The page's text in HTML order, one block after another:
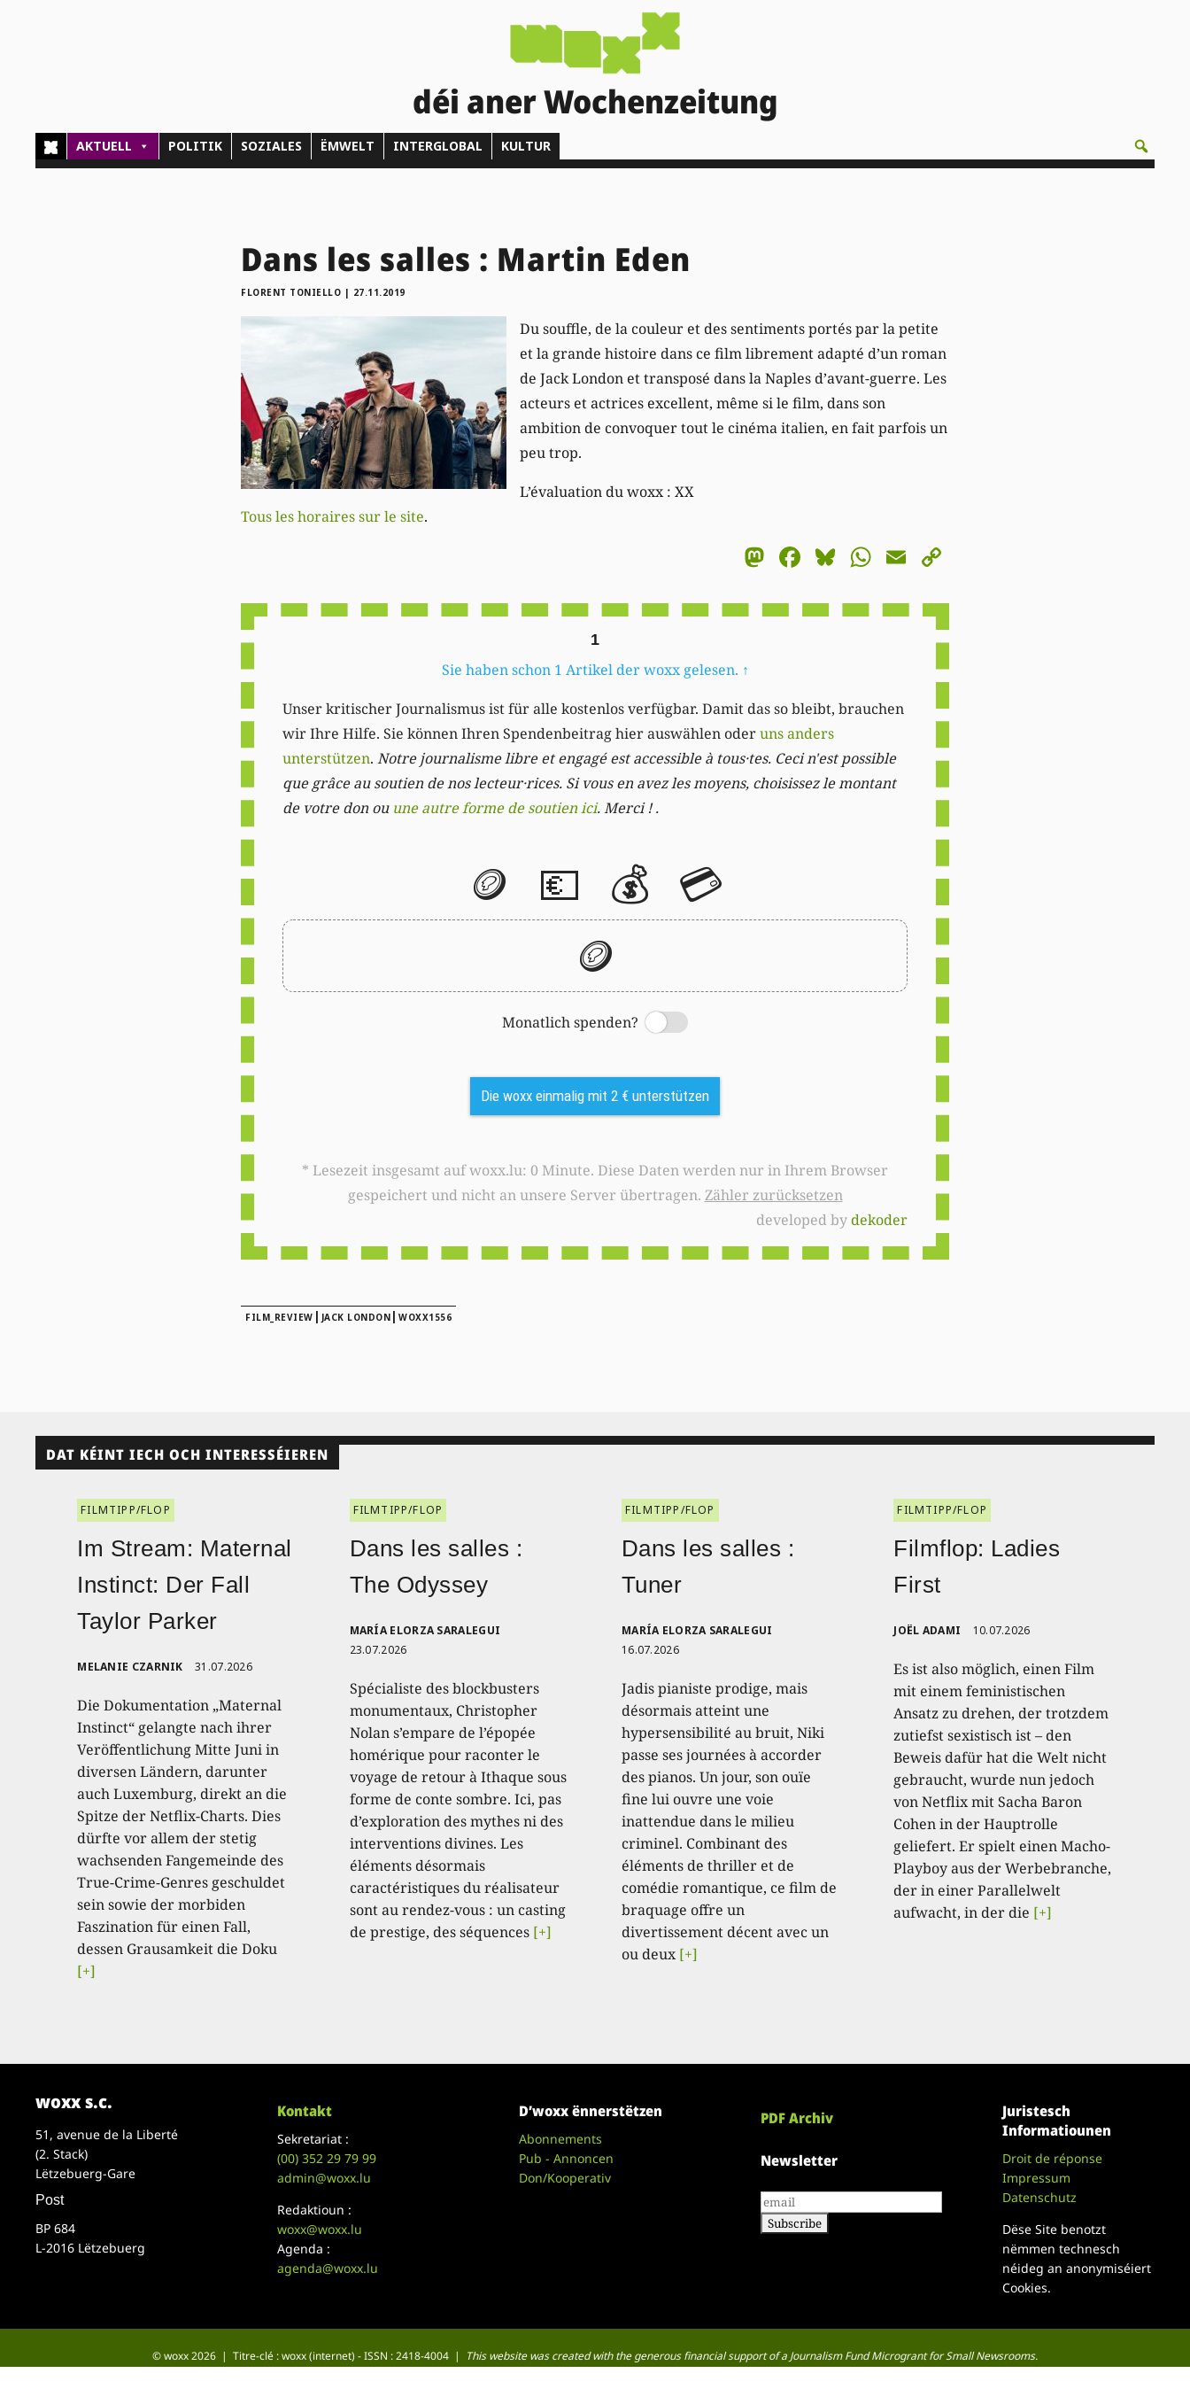
déi aner Wochenzeitung
AKTUELL POLITIK SOZIALES ËMWELT INTERGLOBAL KULTUR
Dans les salles : Martin Eden
FLORENT TONIELLO | 27.11.2019
Du souffle, de la couleur et des sentiments portés par la petite
et la grande histoire dans ce film librement adapté d’un roman
de Jack London et transposé dans la Naples d’avant-guerre. Les
acteurs et actrices excellent, même si le film, dans son
ambition de convoquer tout le cinéma italien, en fait parfois un
peu trop.
L’évaluation du woxx : XX
Tous les horaires sur le site.
Mastodon
Facebook
Bluesky
WhatsApp
Email
1
Sie haben schon 1 Artikel der woxx gelesen. ↑
Unser kritischer Journalismus ist für alle kostenlos verfügbar. Damit das so bleibt, brauchen
wir Ihre Hilfe. Sie können Ihren Spendenbeitrag hier auswählen oderuns anders
unterstützen. Notre journalisme libre et engagé est accessible à tous·tes. Ceci n'est possible
que grâce au soutien de nos lecteur·rices. Si vous en avez les moyens, choisissez le montant
de votre don ou une autre forme de soutien ici. Merci ! .
🪙 💶 💰 💳
🪙
Monatlich spenden?
Switch
Die woxx einmalig mit 2 € unterstützen
* Lesezeit insgesamt auf woxx.lu: 0 Minute. Diese Daten werden nur in Ihrem Browser
gespeichert und nicht an unsere Server übertragen. Zähler zurücksetzen
developed bydekoder
FILM_REVIEW | JACK LONDON | WOXX1556
DAT KÉINT IECH OCH INTERESSÉIEREN
FILMTIPP/FLOP
Im Stream: Maternal
Instinct: Der Fall
Taylor Parker
MELANIE CZARNIK 31.07.2026
Die Dokumentation „Maternal
Instinct“ gelangte nach ihrer
Veröffentlichung Mitte Juni in
diversen Ländern, darunter
auch Luxemburg, direkt an die
Spitze der Netflix-Charts. Dies
dürfte vor allem der stetig
wachsenden Fangemeinde des
True-Crime-Genres geschuldet
sein sowie der morbiden
Faszination für einen Fall,
dessen Grausamkeit die Doku
[+]
FILMTIPP/FLOP
Dans les salles :
The Odyssey
MARÍA ELORZA SARALEGUI
23.07.2026
Spécialiste des blockbusters
monumentaux, Christopher
Nolan s’empare de l’épopée
homérique pour raconter le
voyage de retour à Ithaque sous
forme de conte sombre. Ici, pas
d’exploration des mythes ni des
interventions divines. Les
éléments désormais
caractéristiques du réalisateur
sont au rendez-vous : un casting
de prestige, des séquences [+]
FILMTIPP/FLOP
Dans les salles :
Tuner
MARÍA ELORZA SARALEGUI
16.07.2026
Jadis pianiste prodige, mais
désormais atteint une
hypersensibilité au bruit, Niki
passe ses journées à accorder
des pianos. Un jour, son ouïe
fine lui ouvre une voie
inattendue dans le milieu
criminel. Combinant des
éléments de thriller et de
comédie romantique, ce film de
braquage offre un
divertissement décent avec un
ou deux[+]
FILMTIPP/FLOP
Filmflop: Ladies
First
JOËL ADAMI 10.07.2026
Es ist also möglich, einen Film
mit einem feministischen
Ansatz zu drehen, der trotzdem
zutiefst sexistisch ist – den
Beweis dafür hat die Welt nicht
gebraucht, wurde nun jedoch
von Netflix mit Sacha Baron
Cohen in der Hauptrolle
geliefert. Er spielt einen Macho-
Playboy aus der Werbebranche,
der in einer Parallelwelt
aufwacht, in der die [+]
woxx s.c.
51, avenue de la Liberté
(2. Stack)
Lëtzebuerg-Gare
Post
BP 684
L-2016 Lëtzebuerg
Kontakt
Sekretariat :
(00)352 29 79 99
admin@woxx.lu
Redaktioun :
woxx@woxx.lu
Agenda :
agenda@woxx.lu
D’woxx ënnerstëtzen
Abonnements
Pub - Annoncen
Don/Kooperativ
PDF Archiv
Newsletter
Juristesch
Informatiounen
Droit de réponse
Impressum
Datenschutz
Dëse Site benotzt
nëmmen technesch
néideg an anonymiséiert
Cookies.
© woxx 2026 | Titre-clé : woxx (internet) - ISSN : 2418-4004 | This website was created with the generous financial support of a Journalism Fund Microgrant for Small Newsrooms.